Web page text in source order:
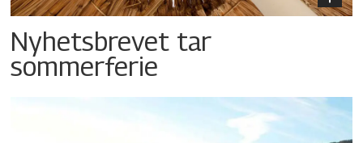
Nyhetsbrevet tar
sommerferie